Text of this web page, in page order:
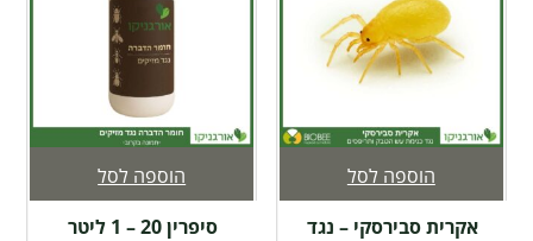
אקרית סבירסקי – נגד
הוספה לסל
סיפרין 20 – 1 ליטר
הוספה לסל